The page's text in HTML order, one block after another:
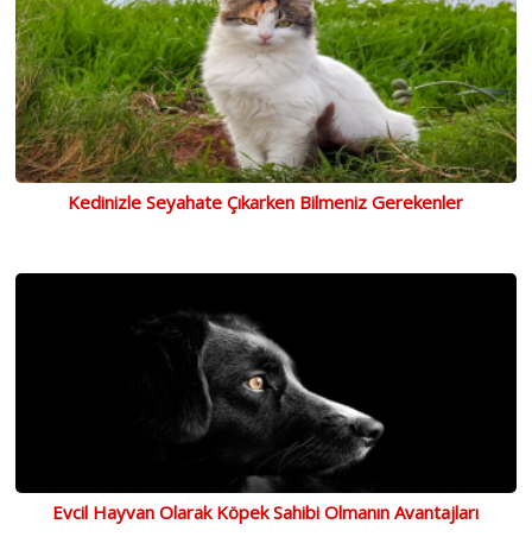
Kedinizle Seyahate Çıkarken Bilmeniz Gerekenler
Evcil Hayvan Olarak Köpek Sahibi Olmanın Avantajları